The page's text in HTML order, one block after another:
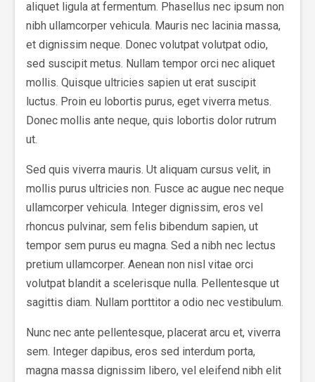
aliquet ligula at fermentum. Phasellus nec ipsum non
nibh ullamcorper vehicula. Mauris nec lacinia massa,
et dignissim neque. Donec volutpat volutpat odio,
sed suscipit metus. Nullam tempor orci nec aliquet
mollis. Quisque ultricies sapien ut erat suscipit
luctus. Proin eu lobortis purus, eget viverra metus.
Donec mollis ante neque, quis lobortis dolor rutrum
ut.
Sed quis viverra mauris. Ut aliquam cursus velit, in
mollis purus ultricies non. Fusce ac augue nec neque
ullamcorper vehicula. Integer dignissim, eros vel
rhoncus pulvinar, sem felis bibendum sapien, ut
tempor sem purus eu magna. Sed a nibh nec lectus
pretium ullamcorper. Aenean non nisl vitae orci
volutpat blandit a scelerisque nulla. Pellentesque ut
sagittis diam. Nullam porttitor a odio nec vestibulum.
Nunc nec ante pellentesque, placerat arcu et, viverra
sem. Integer dapibus, eros sed interdum porta,
magna massa dignissim libero, vel eleifend nibh elit